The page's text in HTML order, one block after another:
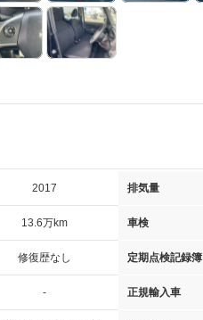
2017 排気量
13.6万km 車検
修復歴なし 定期点検記録簿
- 正規輸入車